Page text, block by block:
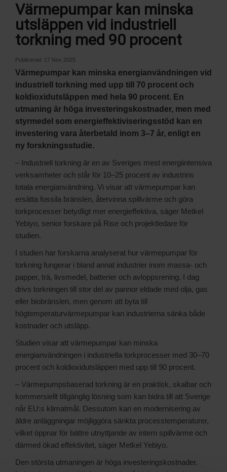
Värmepumpar kan minska
utsläppen vid industriell
torkning med 90 procent
Publicerad: 17 Nov 2025
Värmepumpar kan minska energianvändningen vid
industriell torkning med upp till 70 procent och
koldioxidutsläppen med hela 90 procent. En
utmaning är höga investeringskostnader, men med
styrmedel som energieffektiviseringsstöd kan en
investering vara återbetald inom 3–7 år, enligt en
ny forskningsstudie.
– Industriell torkning är en av Sveriges mest energiintensiva
verksamheter och står för 10–25 procent av industrins
totala energianvändning. Vi visar att värmepumpar kan
ersätta fossila bränslen, återvinna spillvärme och göra
torkprocesser betydligt mer energieffektiva, säger Metkel
Yebiyo, senior forskare på Rise och projektledare för
studien.
I studien har forskarna analyserat hur värmepumpar för
torkning fungerar i bland annat industrier inom massa- och
papper, trä, livsmedel, batterier och avloppsrening. I dag
drivs torkningen till stor del av pannor eldade med olja, gas
eller biobränslen, men genom att byta till
högtemperaturvärmepumpar kan industrierna sänka både
kostnader och utsläpp.
Studien visar att värmepumpar kan minska
energianvändningen i industriella torkprocesser med 30–70
procent och koldioxidutsläppen med upp till 90 procent.
– Värmepumpsbaserad torkning är en praktisk, skalbar och
kommersiellt tillgänglig lösning som kan bidra till att Sverige
når EU:s klimatmål. Dessutom kan en modernisering av
äldre anläggningar möjliggöra sänkta processtemperaturer,
vilket öppnar för bättre utnyttjande av intern spillvärme och
därmed ökad effektivitet, säger Metkel Yebiyo.
Den största utmaningen är höga investeringskostnader.